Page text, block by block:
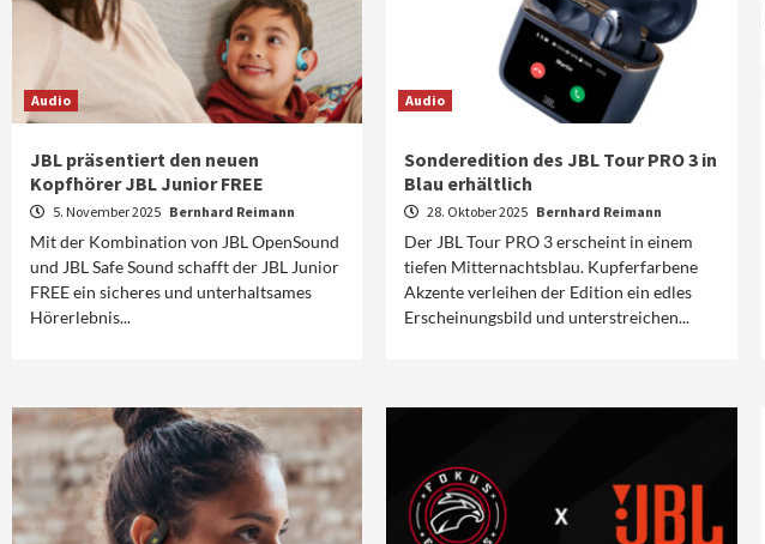
Audio
JBL präsentiert den neuen
Kopfhörer JBL Junior FREE
5. November 2025 Bernhard Reimann
Mit der Kombination von JBL OpenSound
und JBL Safe Sound schafft der JBL Junior
FREE ein sicheres und unterhaltsames
Hörerlebnis...
Audio
Sonderedition des JBL Tour PRO 3 in
Blau erhältlich
28. Oktober 2025 Bernhard Reimann
Der JBL Tour PRO 3 erscheint in einem
tiefen Mitternachtsblau. Kupferfarbene
Akzente verleihen der Edition ein edles
Erscheinungsbild und unterstreichen...